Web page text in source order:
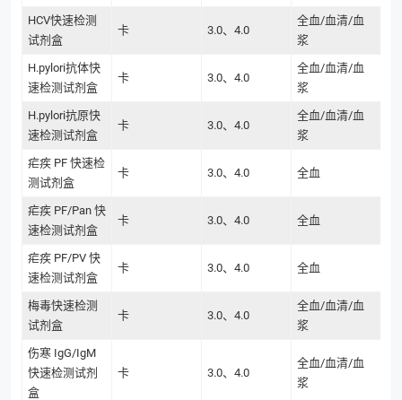
HCV快速检测
试剂盒
卡 3.0、4.0
全血/血清/血
浆
H.pylori抗体快
速检测试剂盒
卡 3.0、4.0
全血/血清/血
浆
H.pylori抗原快
速检测试剂盒
卡 3.0、4.0
全血/血清/血
浆
疟疾 PF 快速检
测试剂盒
卡 3.0、4.0 全血
疟疾 PF/Pan 快
速检测试剂盒
卡 3.0、4.0 全血
疟疾 PF/PV 快
速检测试剂盒
卡 3.0、4.0 全血
梅毒快速检测
试剂盒
卡 3.0、4.0
全血/血清/血
浆
伤寒 IgG/IgM
快速检测试剂
盒
卡 3.0、4.0
全血/血清/血
浆